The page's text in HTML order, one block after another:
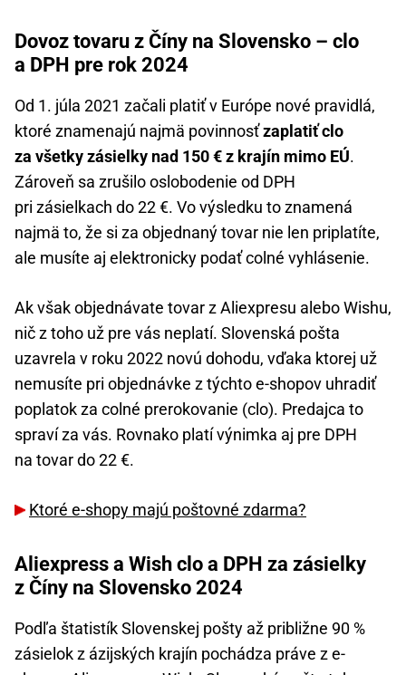
Dovoz tovaru z Číny na Slovensko – clo
a DPH pre rok 2024
Od 1. júla 2021 začali platiť v Európe nové pravidlá,
ktoré znamenajú najmä povinnosťzaplatiť clo
za všetky zásielky nad 150 € z krajín mimo EÚ.
Zároveň sa zrušilo oslobodenie od DPH
pri zásielkach do 22 €. Vo výsledku to znamená
najmä to, že si za objednaný tovar nie len priplatíte,
ale musíte aj elektronicky podať colné vyhlásenie.
Ak však objednávate tovar z Aliexpresu alebo Wishu,
nič z toho už pre vás neplatí. Slovenská pošta
uzavrela v roku 2022 novú dohodu, vďaka ktorej už
nemusíte pri objednávke z týchto e-shopov uhradiť
poplatok za colné prerokovanie (clo). Predajca to
spraví za vás. Rovnako platí výnimka aj pre DPH
na tovar do 22 €.
Ktoré e-shopy majú poštovné zdarma?
Aliexpress a Wish clo a DPH za zásielky
z Číny na Slovensko 2024
Podľa štatistík Slovenskej pošty až približne 90 %
zásielok z ázijských krajín pochádza práve z e-